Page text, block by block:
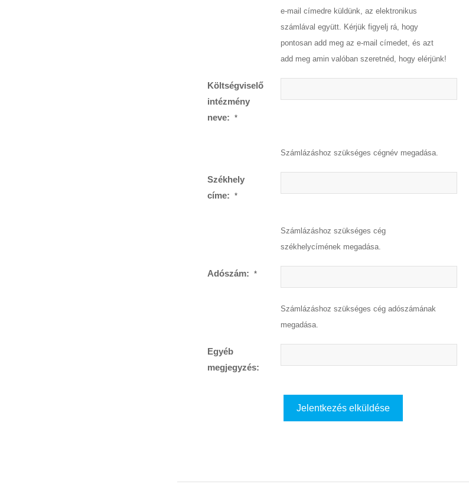
e-mail címedre küldünk, az elektronikus
számlával együtt. Kérjük figyelj rá, hogy
pontosan add meg az e-mail címedet, és azt
add meg amin valóban szeretnéd, hogy elérjünk!
Költségviselő
intézmény
neve: *
Számlázáshoz szükséges cégnév megadása.
Székhely
címe: *
Számlázáshoz szükséges cég
székhelycímének megadása.
Adószám: *
Számlázáshoz szükséges cég adószámának
megadása.
Egyéb
megjegyzés: